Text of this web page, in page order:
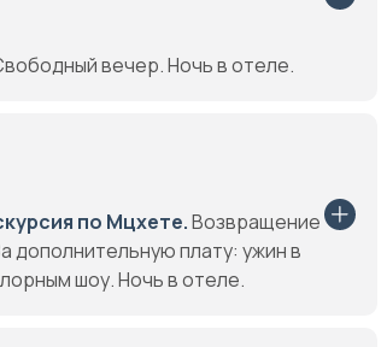
вечер. Ночь в отеле.
по Мцхете.Возвращение
дополнительную плату: ужин в
шоу. Ночь в отеле.